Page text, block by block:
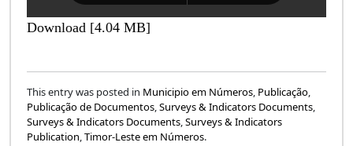
Download [4.04 MB]
This entry was posted in Municipio em Números, Publicação,
Publicação de Documentos,Surveys & Indicators Documents,
Surveys & Indicators Documents,Surveys & Indicators
Publication,Timor-Leste em Números.